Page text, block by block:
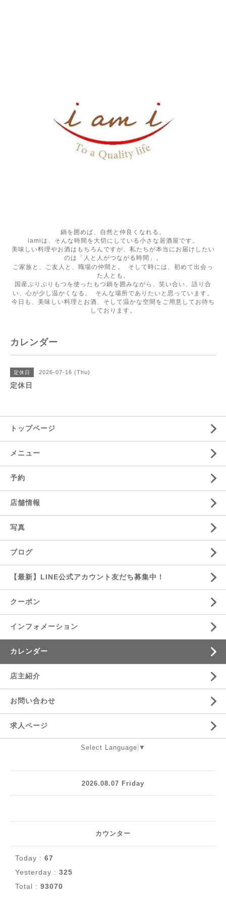
鍋を囲めば、自然と仲良くなれる。
iamiは、そんな時間を大切にしている小さな居酒屋です。
美味しい料理やお酒はもちろんですが、私たちが本当にお届けしたい
のは「人と人がつながる時間」。
ご家族と、ご友人と、職場の仲間と。 そして時には、初めて出会っ
た人とも。
国産ぷりぷりもつを使ったもつ鍋を囲みながら、笑い合い、語り合
い、心が少し温かくなる。 そんな場所でありたいと思っています。
今日も、美味しい料理とお酒、そして温かな空間をご用意してお待ち
しております。
カレンダー
定休日 2026-07-16 (Thu)
定休日
トップページ
メニュー
予約
店舗情報
写真
ブログ
【最新】LINE公式アカウント友だち募集中！
クーポン
インフォメーション
カレンダー
店主紹介
お問い合わせ
求人ページ
Select Language ▼
2026.08.07 Friday
カウンター
Today : 67
Yesterday : 325
Total : 93070